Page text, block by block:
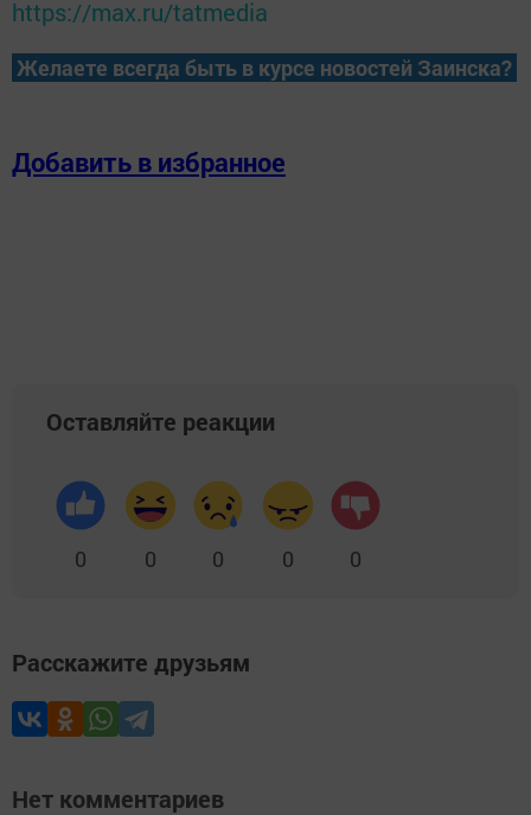
https://max.ru/tatmedia
Желаете всегда быть в курсе новостей Заинска?
Добавить в избранное
Оставляйте реакции
0 0 0 0 0
Расскажите друзьям
Нет комментариев